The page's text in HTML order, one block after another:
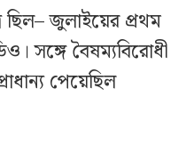
ছিল– জুলাইয়ের প্রথম
সঙ্গে বৈষম্যবিরোধী
পেয়েছিল